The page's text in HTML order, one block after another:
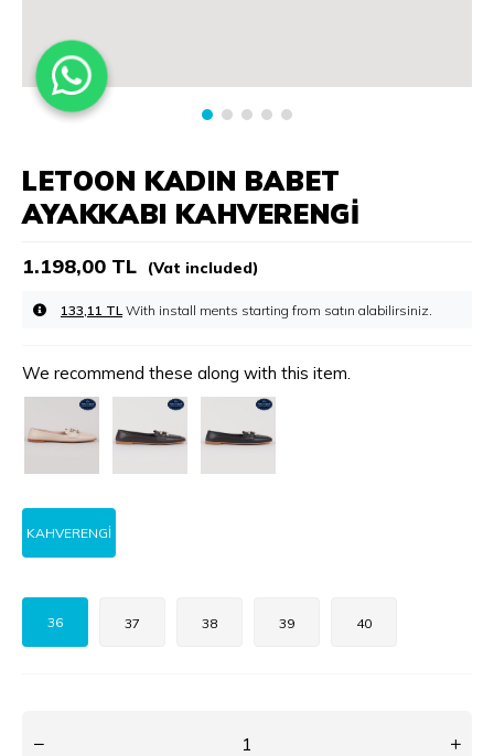
LETOON KADIN BABET
AYAKKABI KAHVERENGİ
1.198,00 TL (Vat included)
133,11 TL With install ments starting from
We recommend these along with this item.
KAHVERENGİ
36 37 38 39 40